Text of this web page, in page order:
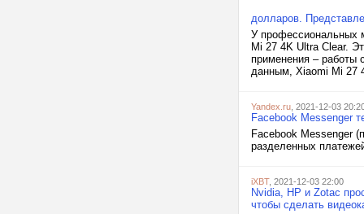
долларов.
У профессиональных
Mi 27 4K Ultra Clear.
применения – работы
данным, Xiaomi Mi 27
Yandex.ru , 2021-12-03
Facebook Messenger
Facebook Messenger
разделенных
iXBT, 2021-12-03 22:00
Nvidia, HP и Zotac
чтобы сделать